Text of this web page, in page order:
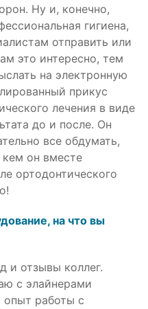
Ну и, конечно,
гигиена,
отправить или
это интересно, тем
на электронную
прикус
лечения в виде
до и после. Он
все обдумать,
кем он вместе
ортодонтического
на что вы
и отзывы коллег.
с элайнерами
опыт работы с